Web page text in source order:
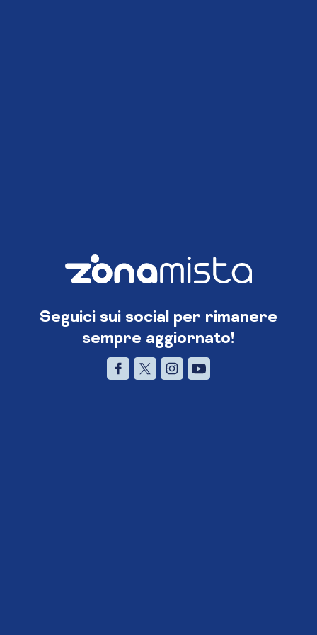
Seguici sui social per rimanere
sempre aggiornato!